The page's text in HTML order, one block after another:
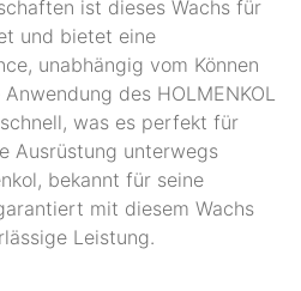
ist dieses Wachs für
und bietet eine
unabhängig vom Können
des HOLMENKOL
was es perfekt für
Ausrüstung unterwegs
bekannt für seine
mit diesem Wachs
Leistung.